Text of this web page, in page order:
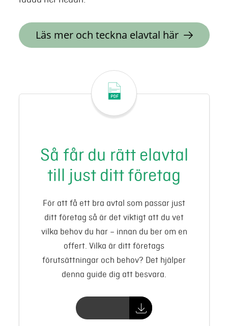
Läs mer och teckna elavtal här
Så får du rätt elavtal
till just ditt företag
För att få ett bra avtal som passar just
ditt företag så är det viktigt att du vet
vilka behov du har – innan du ber om en
offert. Vilka är ditt företags
förutsättningar och behov? Det hjälper
denna guide dig att besvara.